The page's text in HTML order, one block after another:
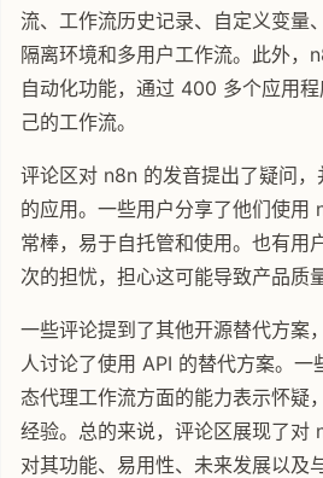
流、工作流历史记录、自定义变量
隔离环境和多用户工作流。此外，
自动化功能，通过 400 多个应用
己的工作流。
评论区对 n8n 的发音提出了疑问
的应用。一些用户分享了他们使用
常棒，易于自托管和使用。也有用
次的担忧，担心这可能导致产品质
一些评论提到了其他开源替代方案
人讨论了使用 API 的替代方案。
态代理工作流方面的能力表示怀疑
经验。总的来说，评论区展现了对
对其功能、易用性、未来发展以及